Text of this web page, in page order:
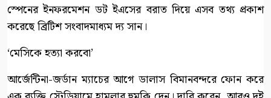
স্পেনের ইনফরমেশন ডট ইএসের বরাত দিয়ে এসব তথ্য প্রকাশ
করেছে ব্রিটিশ সংবাদমাধ্যম দ্য সান।
‘মেসিকে হত্যা করবো’
আর্জেন্টিনা-জর্ডান ম্যাচের আগে ডালাস বিমানবন্দরে ফোন করে